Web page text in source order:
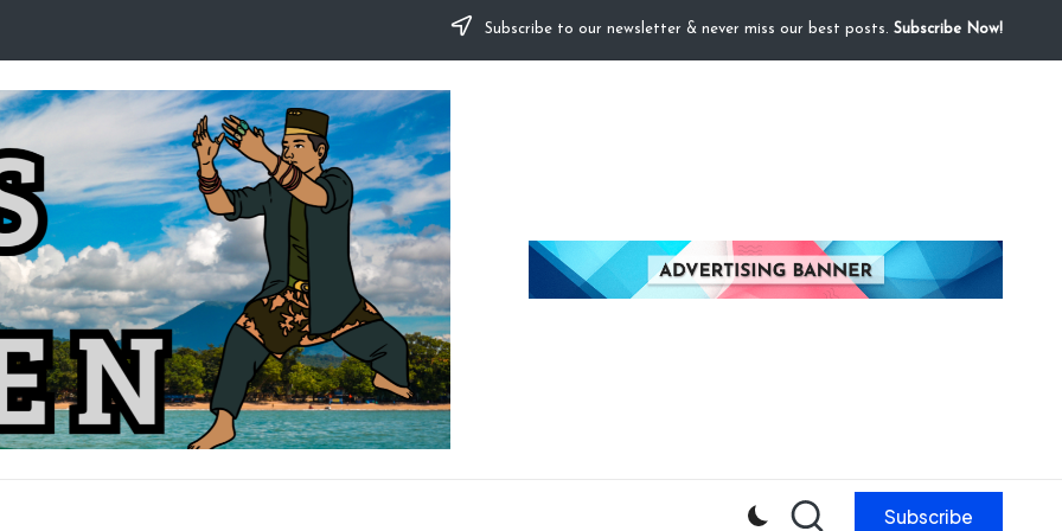
Subscribe to our newsletter & never miss our best posts. Subscribe Now!
Subscribe